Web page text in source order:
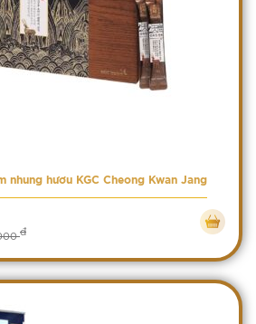
nhung hươu KGC Cheong Kwan Jang
đ